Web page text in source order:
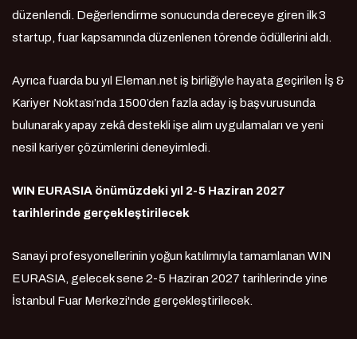
düzenlendi. Değerlendirme sonucunda dereceye giren ilk 3
startup, fuar kapsamında düzenlenen törende ödüllerini aldı.
Ayrıca fuarda bu yıl Eleman.net iş birliğiyle hayata geçirilen İş &
Kariyer Noktası’nda 1500’den fazla aday iş başvurusunda
bulunarak yapay zekâ destekli işe alım uygulamaları ve yeni
nesil kariyer çözümlerini deneyimledi.
WIN EURASIA önümüzdeki yıl 2-5 Haziran 2027
tarihlerinde gerçekleştirilecek
Sanayi profesyonellerinin yoğun katılımıyla tamamlanan WIN
EURASIA, gelecek sene 2-5 Haziran 2027 tarihlerinde yine
İstanbul Fuar Merkezi'nde gerçekleştirilecek.